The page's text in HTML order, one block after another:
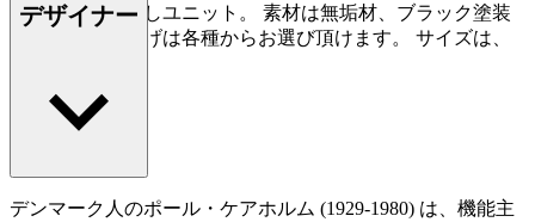
スク用の引き出しユニット。 素材は無垢材、ブラック塗装
をはじめ、仕上げは各種からお選び頂けます。 サイズは、
デザイナー
デンマーク人のポール・ケアホルム (1929-1980) は、機能主